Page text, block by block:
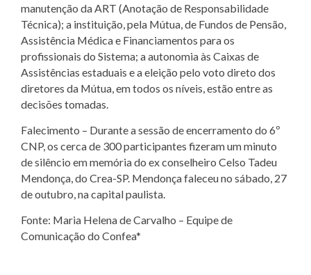
manutenção da ART (Anotação de Responsabilidade
Técnica); a instituição, pela Mútua, de Fundos de Pensão,
Assistência Médica e Financiamentos para os
profissionais do Sistema; a autonomia às Caixas de
Assistências estaduais e a eleição pelo voto direto dos
diretores da Mútua, em todos os níveis, estão entre as
decisões tomadas.
Falecimento – Durante a sessão de encerramento do 6º
CNP, os cerca de 300 participantes fizeram um minuto
de silêncio em memória do ex conselheiro Celso Tadeu
Mendonça, do Crea-SP. Mendonça faleceu no sábado, 27
de outubro, na capital paulista.
Fonte: Maria Helena de Carvalho – Equipe de
Comunicação do Confea*